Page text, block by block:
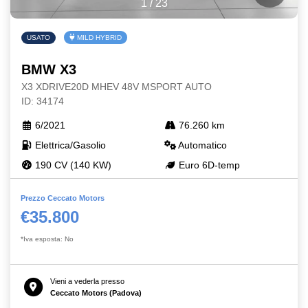
1 / 23
USATO MILD HYBRID
BMW X3
X3 XDRIVE20D MHEV 48V MSPORT AUTO
ID: 34174
6/2021
76.260 km
Elettrica/Gasolio
Automatico
190 CV (140 KW)
Euro 6D-temp
Prezzo Ceccato Motors
€35.800
*Iva esposta: No
Vieni a vederla presso
Ceccato Motors (Padova)